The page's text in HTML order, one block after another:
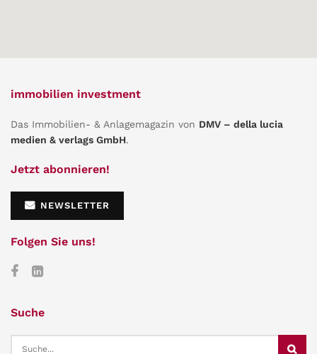
immobilien investment
Das Immobilien- & Anlagemagazin von DMV – della lucia
medien & verlags GmbH.
Jetzt abonnieren!
NEWSLETTER
Folgen Sie uns!
Suche